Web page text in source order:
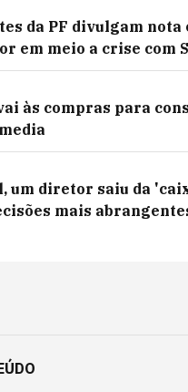
da PF divulgam nota
em meio a crise com
às compras para
um diretor saiu da
mais